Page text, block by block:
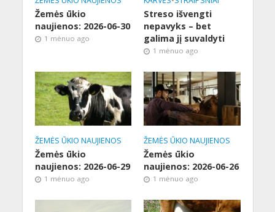
Žemės ūkio
naujienos: 2026-06-30
1 mėnuo ago
Streso išvengti
nepavyks – bet
galima jį suvaldyti
1 mėnuo ago
ŽEMĖS ŪKIO NAUJIENOS
Žemės ūkio
naujienos: 2026-06-29
1 mėnuo ago
ŽEMĖS ŪKIO NAUJIENOS
Žemės ūkio
naujienos: 2026-06-26
1 mėnuo ago